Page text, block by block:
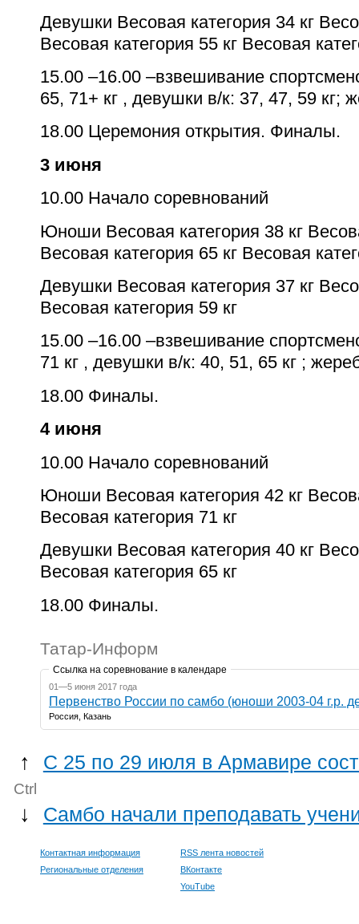
Девушки Весовая категория 34 кг
Весовая категория 55 кг Весовая
15.00 –16.00 –взвешивание
65, 71+ кг , девушки в/к: 37, 47, 59 кг;
18.00 Церемония открытия. Финалы.
3 июня
10.00 Начало соревнований
Юноши Весовая категория 38 кг
Весовая категория 65 кг Весовая
Девушки Весовая категория 37 кг
Весовая категория 59 кг
15.00 –16.00 –взвешивание
71 кг , девушки в/к: 40, 51, 65 кг ;
18.00 Финалы.
4 июня
10.00 Начало соревнований
Юноши Весовая категория 42 кг
Весовая категория 71 кг
Девушки Весовая категория 40 кг
Весовая категория 65 кг
18.00 Финалы.
Татар-Информ
Ссылка на соревнование в календаре
01—5 июня 2017 года
Первенство России по
Россия, Казань
↑ С 25 по 29 июля в Армавире
Ctrl
↓ Самбо начали преподавать
Контактная информация
Региональные отделения
RSS лента новостей
ВКонтакте
YouTube